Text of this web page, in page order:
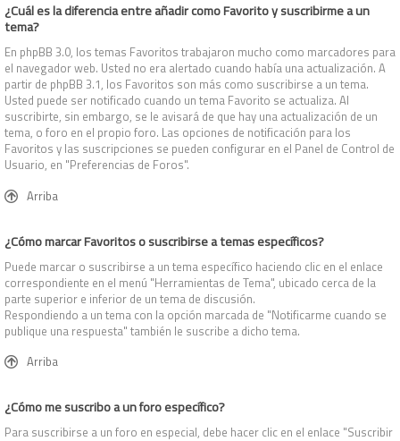
¿Cuál es la diferencia entre añadir como Favorito y suscribirme a un
tema?
En phpBB 3.0, los temas Favoritos trabajaron mucho como marcadores para
el navegador web. Usted no era alertado cuando había una actualización. A
partir de phpBB 3.1, los Favoritos son más como suscribirse a un tema.
Usted puede ser notificado cuando un tema Favorito se actualiza. Al
suscribirte, sin embargo, se le avisará de que hay una actualización de un
tema, o foro en el propio foro. Las opciones de notificación para los
Favoritos y las suscripciones se pueden configurar en el Panel de Control de
Usuario, en "Preferencias de Foros".
Arriba
¿Cómo marcar Favoritos o suscribirse a temas específicos?
Puede marcar o suscribirse a un tema específico haciendo clic en el enlace
correspondiente en el menú "Herramientas de Tema", ubicado cerca de la
parte superior e inferior de un tema de discusión.
Respondiendo a un tema con la opción marcada de "Notificarme cuando se
publique una respuesta" también le suscribe a dicho tema.
Arriba
¿Cómo me suscribo a un foro específico?
Para suscribirse a un foro en especial, debe hacer clic en el enlace "Suscribir